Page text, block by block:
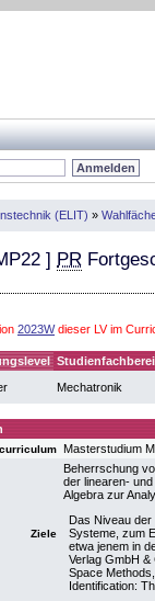
(ELIT) »
] PR
2023Wdieser LV im
Mechatronik
Masterstudium
Ziele
Beherrschung
der linearen-
Algebra zur
Das Niveau
Systeme, zum
etwa jenem in
Verlag GmbH
Space
Identification: